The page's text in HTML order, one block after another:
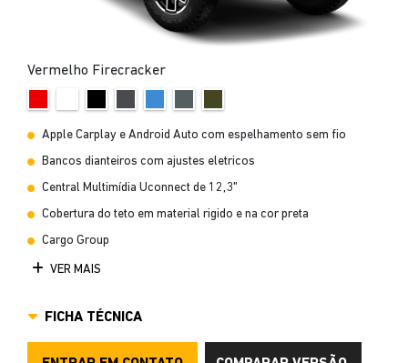
Vermelho Firecracker
Apple Carplay e Android Auto com espelhamento sem fio
Bancos dianteiros com ajustes eletricos
Central Multimídia Uconnect de 12,3"
Cobertura do teto em material rigido e na cor preta
Cargo Group
VER MAIS
FICHA TÉCNICA